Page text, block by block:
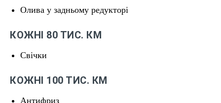
Олива у задньому редукторі
КОЖНІ 80 ТИС. КМ
Свічки
КОЖНІ 100 ТИС. КМ
Антифриз